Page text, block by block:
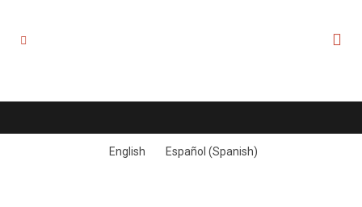
English Español (Spanish)